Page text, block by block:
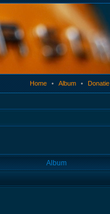
Home • Album • Donatie
Album